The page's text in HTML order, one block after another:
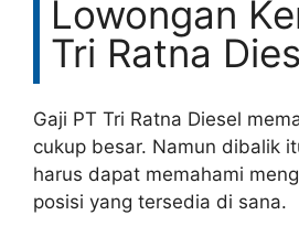
Lowongan
Tri Ratna
Gaji PT Tri Ratna Diesel
cukup besar. Namun dibalik
harus dapat memahami
posisi yang tersedia di sana.